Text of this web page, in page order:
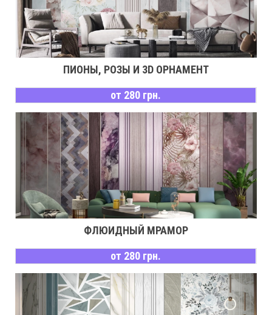
ПИОНЫ, РОЗЫ И 3D ОРНАМЕНТ
от 280 грн.
ФЛЮИДНЫЙ МРАМОР
от 280 грн.